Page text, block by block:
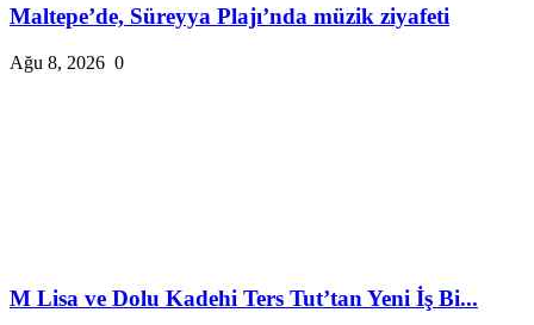
Maltepe’de, Süreyya Plajı’nda müzik ziyafeti
Ağu 8, 2026 0
M Lisa ve Dolu Kadehi Ters Tut’tan Yeni İş Bi...